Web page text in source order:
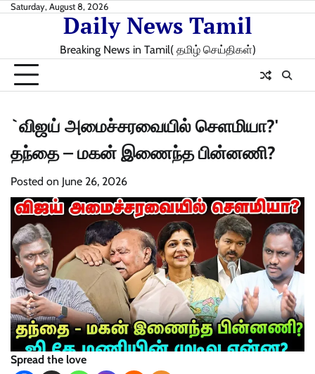
SkipSaturday, August 8, 2026
Daily News Tamil
Breaking News in Tamil( தமிழ் செய்திகள்)
`விஜய் அமைச்சரவையில் செளமியா?'
தந்தை – மகன் இணைந்த பின்னணி?
Posted on June 26, 2026
Spread the love